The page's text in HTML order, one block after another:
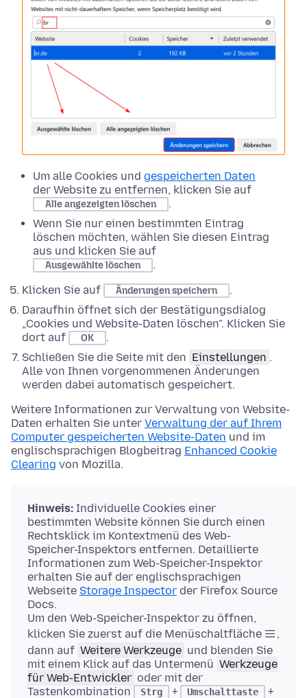
Um alle Cookies und gespeicherten Daten
der Website zu entfernen, klicken Sie auf
Alle angezeigten löschen
.
Wenn Sie nur einen bestimmten Eintrag
löschen möchten, wählen Sie diesen Eintrag
aus und klicken Sie auf
Ausgewählte löschen
.
Klicken Sie auf
Änderungen speichern
.
Daraufhin öffnet sich der Bestätigungsdialog
„Cookies und Website-Daten löschen". Klicken Sie
dort auf
OK
.
Schließen Sie die Seite mit den Einstellungen .
Alle von Ihnen vorgenommenen Änderungen
werden dabei automatisch gespeichert.
Weitere Informationen zur Verwaltung von Website-
Daten erhalten Sie unter Verwaltung der auf Ihrem
Computer gespeicherten Website-Daten und im
englischsprachigen Blogbeitrag Enhanced Cookie
Clearing von Mozilla.
Hinweis: Individuelle Cookies einer
bestimmten Website können Sie durch einen
Rechtsklick im Kontextmenü des Web-
Speicher-Inspektors entfernen. Detaillierte
Informationen zum Web-Speicher-Inspektor
erhalten Sie auf der englischsprachigen
Webseite Storage Inspector der Firefox Source
Docs.
Um den Web-Speicher-Inspektor zu öffnen,
klicken Sie zuerst auf die Menüschaltfläche
,
dann auf Weitere Werkzeuge und blenden Sie
mit einem Klick auf das Untermenü Werkzeuge
für Web-Entwickler oder mit der
Tastenkombination
Strg + Umschalttaste +